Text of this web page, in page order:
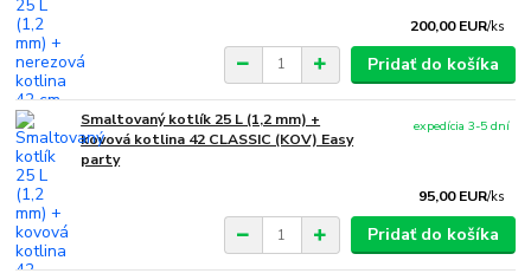
200,00 EUR/ks
Pridať do košíka
Smaltovaný kotlík 25 L (1,2 mm) +
kovová kotlina 42 CLASSIC (KOV) Easy
party
95,00 EUR/ks
expedícia 3-5 dní
Pridať do košíka